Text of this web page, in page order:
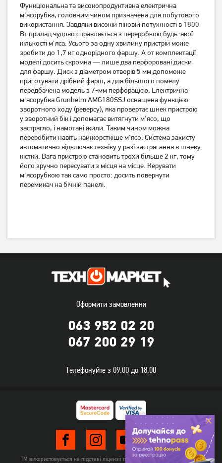
М'ясорубка Mystery MGM-
3100
3 899грн
М'ясорубка Bosch
MFW2515W
4 849грн
3 999 грн
М'ясорубка Bosch
MFW2517W
М'ясорубка Grunhelm
T
2 299 грн
Функціональна та високопродуктивна електрична
м'ясорубка, головним чином призначена для побутового
використання. Завдяки високій піковій потужності в 1800
Вт прилад чудово справляється з переробкою будь-якої
кількості м'яса. Усього за одну хвилину пристрій може
зробити до 1,7 кг однорідного фаршу. А от комплектації
моделі досить скромна — лише два перфоровані диски
для фаршу. Диск з діаметром отворів 5 мм допоможе
приготувати дрібний фарш, а для більшого помелу
передбачена модель з 7-мм перфорацією. Електрична
м'ясорубка Grunhelm AMG180SSJ оснащена функцією
зворотного ходу (реверсу), яка провертає шнек пристрою
у зворотний бік і допомагає витягнути м'ясо, що
застрягло, і намотані жили. Таким чином можна
переробити навіть найжорсткіше м'ясо. Система захисту
автоматично відключає техніку у разі застрягання в шнеку
кістки. Вага пристрою становить трохи більше 2 кг, тому
його зручно пересувати з місця на місце. Керувати
м'ясорубкою так само просто: досить повернути
перемикач на бічній панелі.
Оформити замовлення
063 952 02 20
067 200 29 19
Телефонуйте з 09:00 до 18:00
ТМ використовується на підставі ліцензії правовласника TehnomarketLTD